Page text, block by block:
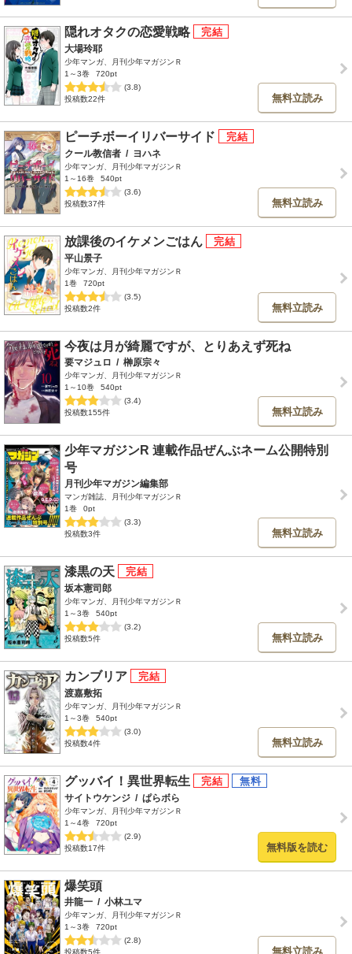
隠れオタクの恋愛戦略
大場玲耶
少年マンガ、月刊少年マガジンＲ
1～3巻
720pt
(3.8)
投稿数22件
無料立読み
ピーチボーイリバーサイド
クール教信者 / ヨハネ
少年マンガ、月刊少年マガジンＲ
1～16巻
540pt
(3.6)
投稿数37件
無料立読み
放課後のイケメンごはん
平山景子
少年マンガ、月刊少年マガジンＲ
1巻
720pt
(3.5)
投稿数2件
無料立読み
今夜は月が綺麗ですが、とりあえず死ね
要マジュロ / 榊原宗々
少年マンガ、月刊少年マガジンＲ
1～10巻
540pt
(3.4)
投稿数155件
無料立読み
少年マガジンR 連載作品ぜんぶネーム公開特別
号
月刊少年マガジン編集部
マンガ雑誌、月刊少年マガジンＲ
1巻
0pt
(3.3)
投稿数3件
無料立読み
漆黒の天
坂本憲司郎
少年マンガ、月刊少年マガジンＲ
1～3巻
540pt
(3.2)
投稿数5件
無料立読み
カンブリア
渡嘉敷拓
少年マンガ、月刊少年マガジンＲ
1～3巻
540pt
(3.0)
投稿数4件
無料立読み
グッバイ！異世界転生
サイトウケンジ / ぱらボら
少年マンガ、月刊少年マガジンＲ
1～4巻
720pt
(2.9)
投稿数17件
無料版を読む
爆笑頭
井龍一 / 小林ユマ
少年マンガ、月刊少年マガジンＲ
1～3巻
720pt
(2.8)
投稿数5件
無料立読み